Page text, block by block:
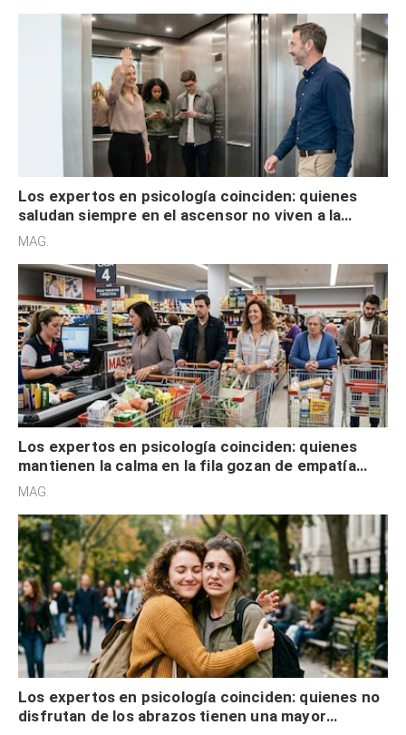
Los expertos en psicología coinciden: quienes
saludan siempre en el ascensor no viven a la
defensiva y tienen apertura social
MAG.
Los expertos en psicología coinciden: quienes
mantienen la calma en la fila gozan de empatía
cognitiva, gratitud y no solo tienen autocontrol
MAG.
Los expertos en psicología coinciden: quienes no
disfrutan de los abrazos tienen una mayor